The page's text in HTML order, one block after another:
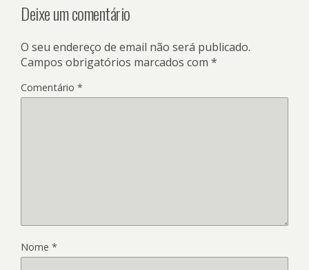
Deixe um comentário
O seu endereço de email não será publicado.
Campos obrigatórios marcados com *
Comentário *
Nome *